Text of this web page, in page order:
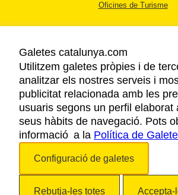
Oficines de Turisme
AVÍS LEGAL
POLÍTICA DE PRIVACITAT
COOKIES
ACCESSIBILITAT
Galetes catalunya.com
Utilitzem galetes pròpies i de
analitzar els nostres serveis i
publicitat relacionada amb les
usuaris segons un perfil elaborat
seus hàbits de navegació. Pots
informació a la Política de
Configuració de galetes
Rebutja-les totes Accepta-